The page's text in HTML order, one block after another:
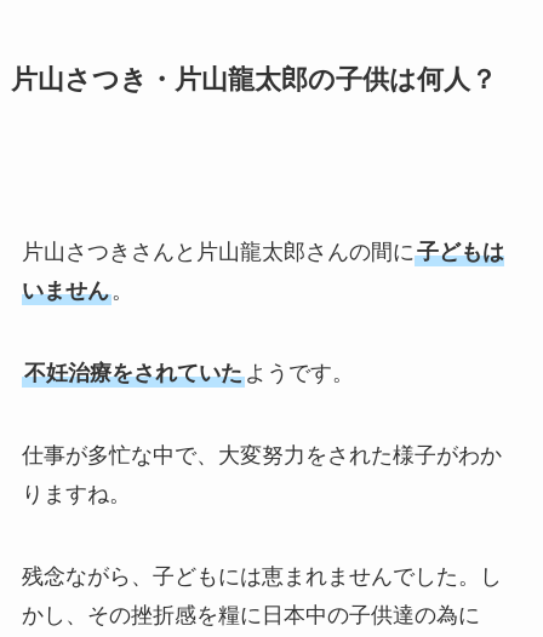
片山さつき・片山龍太郎の子供は何人？
片山さつきさんと片山龍太郎さんの間に子どもは
いません。
不妊治療をされていたようです。
仕事が多忙な中で、大変努力をされた様子がわか
りますね。
残念ながら、子どもには恵まれませんでした。し
かし、その挫折感を糧に日本中の子供達の為に